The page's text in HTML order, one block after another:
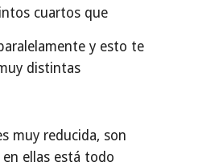
cuartos que
y esto te
distintas
muy reducida, son
ellas está todo